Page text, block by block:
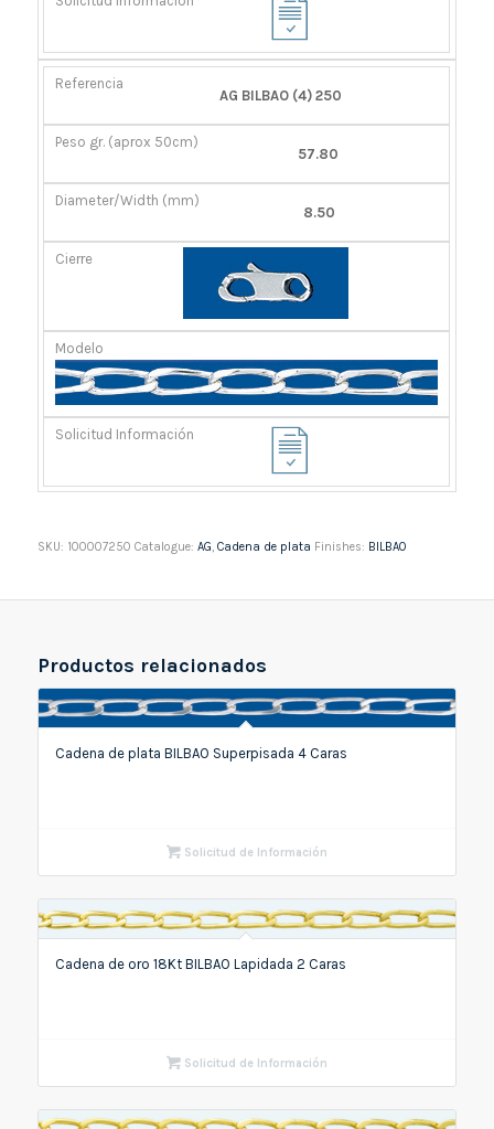
AG BILBAO (4) 250
57.80
8.50
SKU: 100007250 Catalogue: AG Cadena de plata Finishes: BILBAO
Productos relacionados
Cadena de plata BILBAO Superpisada 4 Caras
Solicitud de Información
Cadena de oro 18Kt BILBAO Lapidada 2 Caras
Solicitud de Información